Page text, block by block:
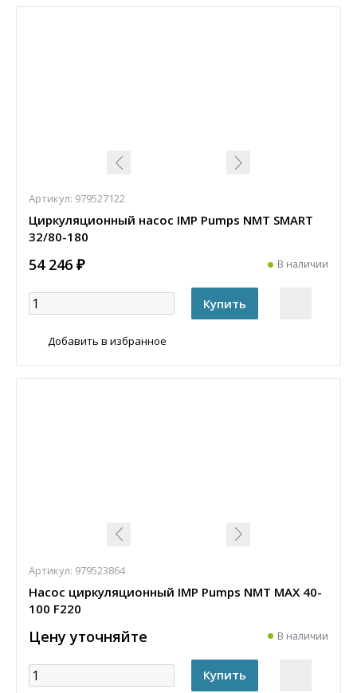
Артикул: 979527122
Циркуляционный насос IMP Pumps NMT SMART
32/80-180
54 246 ₽ В наличии
Добавить в избранное
Артикул: 979523864
Насос циркуляционный IMP Pumps NMT MAX 40-
100 F220
Цену уточняйте В наличии